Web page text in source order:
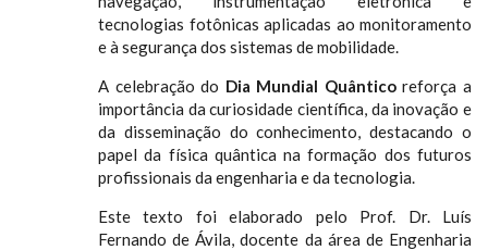
tecnologias fotônicas aplicadas ao monitoramento
e à segurança dos sistemas de mobilidade.
A celebração do Dia Mundial Quânticoreforça a
importância da curiosidade científica, da inovação e
da disseminação do conhecimento, destacando o
papel da física quântica na formação dos futuros
profissionais da engenharia e da tecnologia.
Este texto foi elaborado pelo Prof. Dr. Luís
Fernando de Ávila, docente da área de Engenharia